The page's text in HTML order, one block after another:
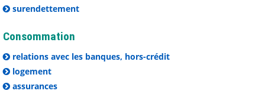
surendettement
Consommation
relations avec les banques, hors-crédit
logement
assurances